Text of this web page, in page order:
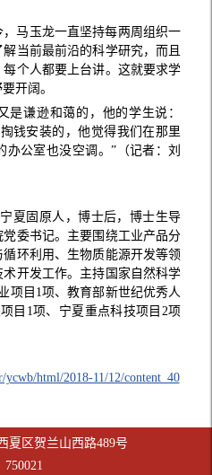
，马玉龙一直坚持每两周组织一
当前最前沿的科学研究，而且
个人都要上台讲。这就要求学
开阔。
是谦逊和蔼的，他的学生说：
钱安装的，他觉得我们在那里
公室也没空调。”（记者：刘
夏固原人，博士后，博士生导
委书记。主要围绕工业产品分
环利用、生物质能源开发等领
开发工作。主持国家自然科学
项目1项、教育部新世纪优秀人
目1项、宁夏重点科技项目2项
ycwb/html/2018-11/12/content_40
夏区贺兰山西路489号
750021